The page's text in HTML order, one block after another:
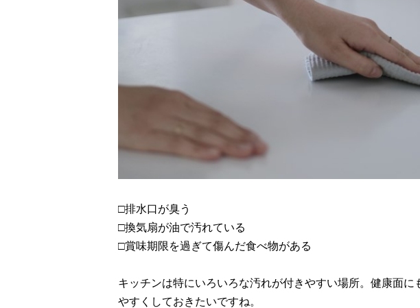
□排水口が臭う
□換気扇が油で汚れている
□賞味期限を過ぎて傷んだ食べ物がある
キッチンは特にいろいろな汚れが付きやすい場所。健康面に
やすくしておきたいですね。